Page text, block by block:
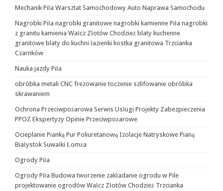
Mechanik Piła Warsztat Samochodowy Auto Naprawa Samochodu
Nagrobki Piła nagrobki granitowe nagrobki kamienne Piła nagrobki
z granitu kamienia Wałcz Złotów Chodzież blaty kuchenne
granitowe blaty do kuchni łazienki kostka granitowa Trzcianka
Czarnków
Nauka jazdy Piła
obróbka metali CNC frezowanie toczenie szlifowanie obróbka
skrawaniem
Ochrona Przeciwpożarowa Serwis Usługi Projekty Zabezpieczenia
PPOŻ Ekspertyzy Opinie Przeciwpożarowe
Ocieplanie Pianką Pur Poliuretanową Izolacje Natryskowe Pianą
Białystok Suwałki Łomża
Ogrody Piła
Ogrody Piła Budowa tworzenie zakładanie ogrodu w Pile
projektowanie ogrodów Wałcz Złotów Chodzież Trzcianka